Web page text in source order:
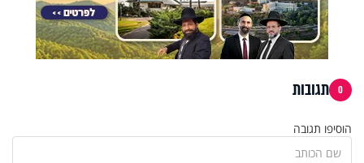
0 תגובות
הוסיפו תגובה